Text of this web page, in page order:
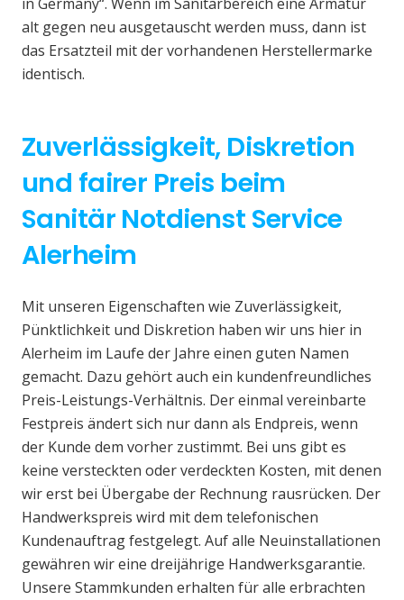
alt gegen neu ausgetauscht werden muss, dann ist
das Ersatzteil mit der vorhandenen Herstellermarke
identisch.
Zuverlässigkeit, Diskretion
und fairer Preis beim
Sanitär Notdienst Service
Alerheim
Mit unseren Eigenschaften wie Zuverlässigkeit,
Pünktlichkeit und Diskretion haben wir uns hier in
Alerheim im Laufe der Jahre einen guten Namen
gemacht. Dazu gehört auch ein kundenfreundliches
Preis-Leistungs-Verhältnis. Der einmal vereinbarte
Festpreis ändert sich nur dann als Endpreis, wenn
der Kunde dem vorher zustimmt. Bei uns gibt es
keine versteckten oder verdeckten Kosten, mit denen
wir erst bei Übergabe der Rechnung rausrücken. Der
Handwerkspreis wird mit dem telefonischen
Kundenauftrag festgelegt. Auf alle Neuinstallationen
gewähren wir eine dreijährige Handwerksgarantie.
Unsere Stammkunden erhalten für alle erbrachten